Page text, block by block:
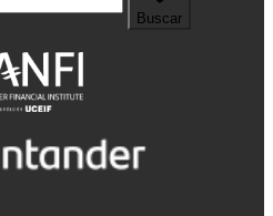
Buscar